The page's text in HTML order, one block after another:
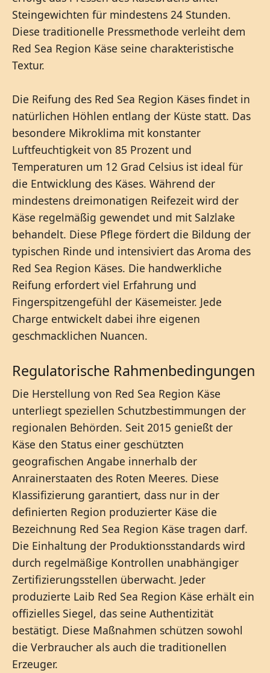
Steingewichten für mindestens 24 Stunden.
Diese traditionelle Pressmethode verleiht dem
Red Sea Region Käse seine charakteristische
Textur.
Die Reifung des Red Sea Region Käses findet in
natürlichen Höhlen entlang der Küste statt. Das
besondere Mikroklima mit konstanter
Luftfeuchtigkeit von 85 Prozent und
Temperaturen um 12 Grad Celsius ist ideal für
die Entwicklung des Käses. Während der
mindestens dreimonatigen Reifezeit wird der
Käse regelmäßig gewendet und mit Salzlake
behandelt. Diese Pflege fördert die Bildung der
typischen Rinde und intensiviert das Aroma des
Red Sea Region Käses. Die handwerkliche
Reifung erfordert viel Erfahrung und
Fingerspitzengefühl der Käsemeister. Jede
Charge entwickelt dabei ihre eigenen
geschmacklichen Nuancen.
Regulatorische Rahmenbedingungen
Die Herstellung von Red Sea Region Käse
unterliegt speziellen Schutzbestimmungen der
regionalen Behörden. Seit 2015 genießt der
Käse den Status einer geschützten
geografischen Angabe innerhalb der
Anrainerstaaten des Roten Meeres. Diese
Klassifizierung garantiert, dass nur in der
definierten Region produzierter Käse die
Bezeichnung Red Sea Region Käse tragen darf.
Die Einhaltung der Produktionsstandards wird
durch regelmäßige Kontrollen unabhängiger
Zertifizierungsstellen überwacht. Jeder
produzierte Laib Red Sea Region Käse erhält ein
offizielles Siegel, das seine Authentizität
bestätigt. Diese Maßnahmen schützen sowohl
die Verbraucher als auch die traditionellen
Erzeuger.